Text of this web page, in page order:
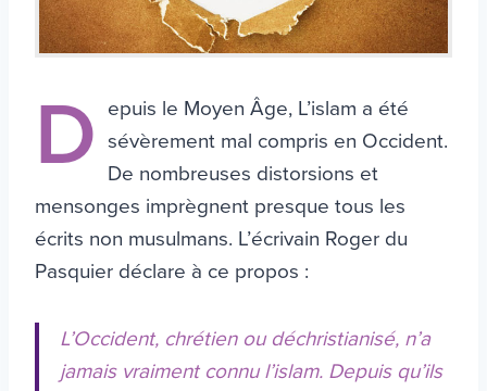
D
epuis le Moyen Âge, L’islam a été
sévèrement mal compris en Occident.
De nombreuses distorsions et
mensonges imprègnent presque tous les
écrits non musulmans. L’écrivain Roger du
Pasquier déclare à ce propos :
L’Occident, chrétien ou déchristianisé, n’a
jamais vraiment connu l’islam. Depuis qu’ils